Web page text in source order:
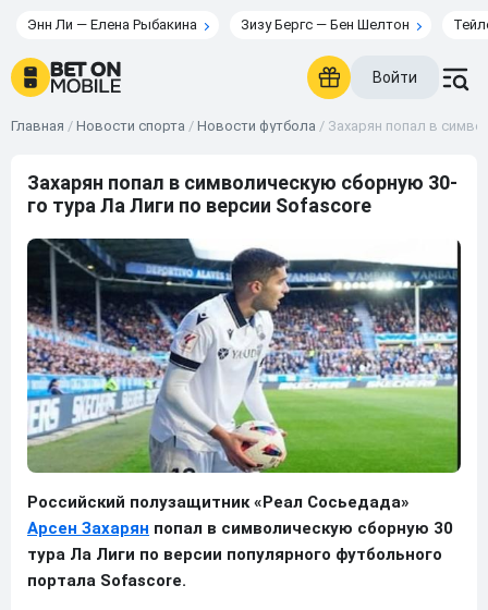
Энн Ли — Елена Рыбакина Зизу Бергс — Бен Шелтон
Войти
Главная / Новости спорта / Новости футбола / Захарян попал в
Захарян попал в символическую сборную 30-
го тура Ла Лиги по версии Sofascore
Российский полузащитник «Реал Сосьедада»
Арсен Захарян попал в символическую сборную 30
тура Ла Лиги по версии популярного футбольного
портала Sofascore.